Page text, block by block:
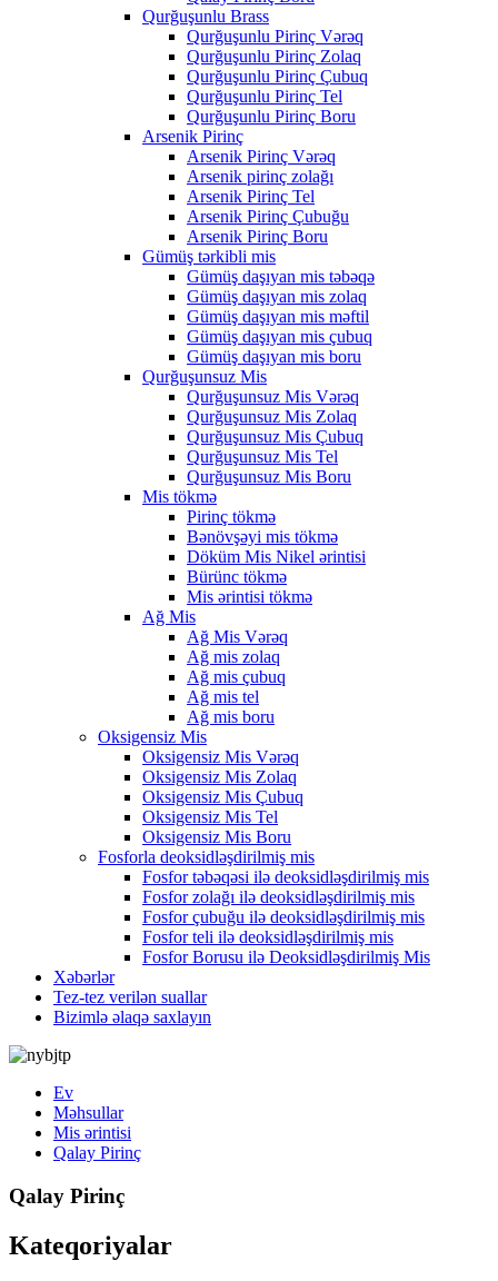
Qurğuşunlu Brass
Qurğuşunlu Pirinç Vərəq
Qurğuşunlu Pirinç Zolaq
Qurğuşunlu Pirinç Çubuq
Qurğuşunlu Pirinç Tel
Qurğuşunlu Pirinç Boru
Arsenik Pirinç
Arsenik Pirinç Vərəq
Arsenik pirinç zolağı
Arsenik Pirinç Tel
Arsenik Pirinç Çubuğu
Arsenik Pirinç Boru
Gümüş tərkibli mis
Gümüş daşıyan mis təbəqə
Gümüş daşıyan mis zolaq
Gümüş daşıyan mis məftil
Gümüş daşıyan mis çubuq
Gümüş daşıyan mis boru
Qurğuşunsuz Mis
Qurğuşunsuz Mis Vərəq
Qurğuşunsuz Mis Zolaq
Qurğuşunsuz Mis Çubuq
Qurğuşunsuz Mis Tel
Qurğuşunsuz Mis Boru
Mis tökmə
Pirinç tökmə
Bənövşəyi mis tökmə
Döküm Mis Nikel ərintisi
Bürünc tökmə
Mis ərintisi tökmə
Ağ Mis
Ağ Mis Vərəq
Ağ mis zolaq
Ağ mis çubuq
Ağ mis tel
Ağ mis boru
Oksigensiz Mis
Oksigensiz Mis Vərəq
Oksigensiz Mis Zolaq
Oksigensiz Mis Çubuq
Oksigensiz Mis Tel
Oksigensiz Mis Boru
Fosforla deoksidləşdirilmiş mis
Fosfor təbəqəsi ilə deoksidləşdirilmiş mis
Fosfor zolağı ilə deoksidləşdirilmiş mis
Fosfor çubuğu ilə deoksidləşdirilmiş mis
Fosfor teli ilə deoksidləşdirilmiş mis
Fosfor Borusu ilə Deoksidləşdirilmiş Mis
Xəbərlər
Tez-tez verilən suallar
Bizimlə əlaqə saxlayın
Ev
Məhsullar
Mis ərintisi
Qalay Pirinç
Qalay Pirinç
Kateqoriyalar